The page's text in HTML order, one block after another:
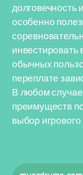
долговечность
особенно
инвестировать
обычных
переплате
В любом
преимуществ
выбор